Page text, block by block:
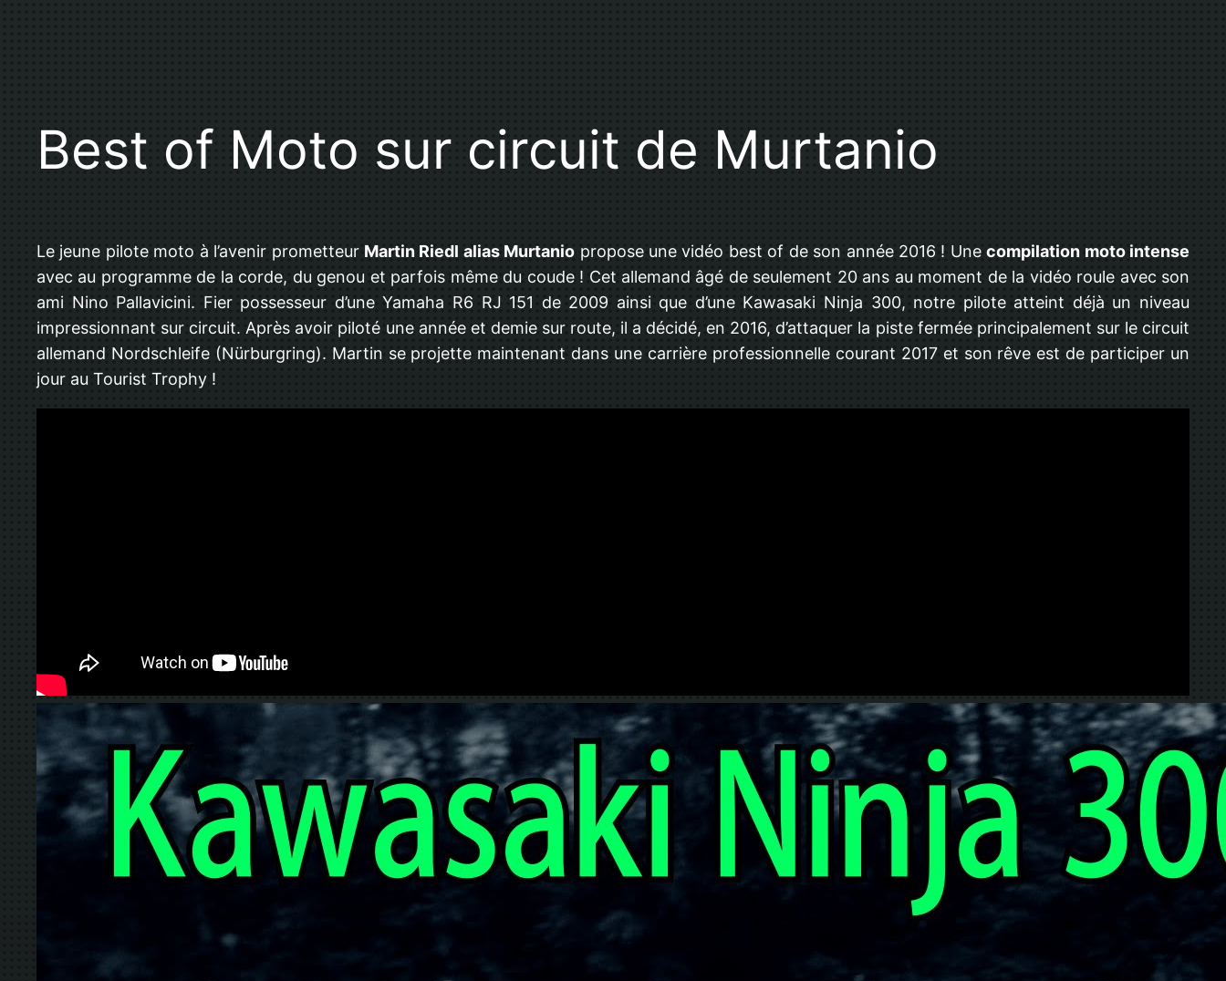
Best of Moto sur circuit de Murtanio
Le jeune pilote moto à l’avenir prometteur Martin Riedl alias Murtanio propose une vidéo best of de son année 2016 ! Unecompilation moto intense
avec au programme de la corde, du genou et parfois même du coude ! Cet allemand âgé de seulement 20 ans au moment de la vidéo roule avec son
ami Nino Pallavicini. Fier possesseur d’une Yamaha R6 RJ 151 de 2009 ainsi que d’une Kawasaki Ninja 300, notre pilote atteint déjà un niveau
impressionnant sur circuit. Après avoir piloté une année et demie sur route, il a décidé, en 2016, d’attaquer la piste fermée principalement sur le circuit
allemand Nordschleife (Nürburgring). Martin se projette maintenant dans une carrière professionnelle courant 2017 et son rêve est de participer un
jour au Tourist Trophy !